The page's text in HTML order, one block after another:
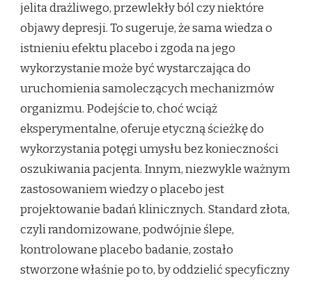
jelita drażliwego, przewlekły ból czy niektóre
objawy depresji. To sugeruje, że sama wiedza o
istnieniu efektu placebo i zgoda na jego
wykorzystanie może być wystarczająca do
uruchomienia samoleczących mechanizmów
organizmu. Podejście to, choć wciąż
eksperymentalne, oferuje etyczną ścieżkę do
wykorzystania potęgi umysłu bez konieczności
oszukiwania pacjenta. Innym, niezwykle ważnym
zastosowaniem wiedzy o placebo jest
projektowanie badań klinicznych. Standard złota,
czyli randomizowane, podwójnie ślepe,
kontrolowane placebo badanie, zostało
stworzone właśnie po to, by oddzielić specyficzny